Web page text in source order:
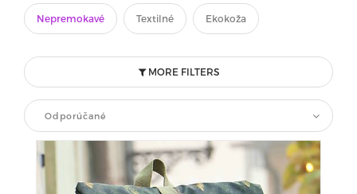
Nepremokavé Textilné Ekokoža
MORE FILTERS
Odporúčané